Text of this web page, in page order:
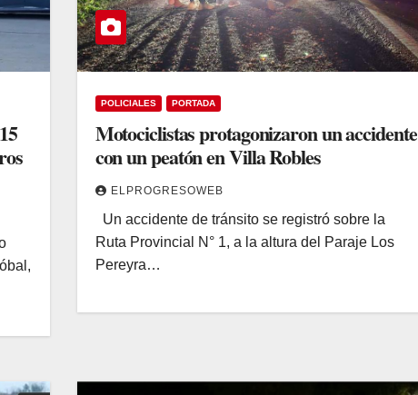
POLICIALES PORTADA
Motociclistas protagonizaron un accidente
con un peatón en Villa Robles
ELPROGRESOWEB
Un accidente de tránsito se registró sobre la
Ruta Provincial N° 1, a la altura del Paraje Los
Pereyra…